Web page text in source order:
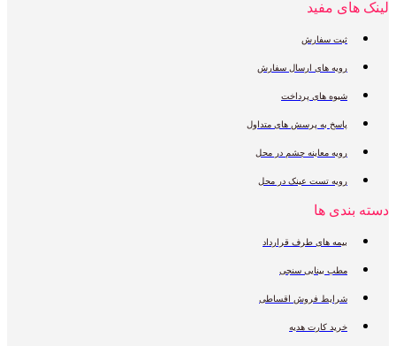
لینک های مفید
ثبت سفارش
رویه های ارسال سفارش
شیوه های پرداخت
پاسخ به پرسش های متداول
رویه معاینه چشم در محل
رویه تست عینک در محل
دسته بندی ها
بیمه های طرف قرارداد
مطب بینایی سنجی
شرایط فروش اقساطی
خرید کارت هدیه